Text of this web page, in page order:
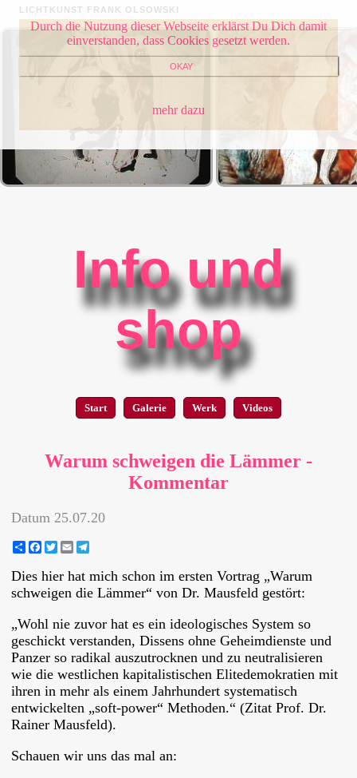
Durch die Nutzung dieser Webseite erklärst Du Dich damit
einverstanden, dass Cookies gesetzt werden.
OKAY
mehr dazu
LICHTKUNST FRANK OLSOWSKI
Info und
shop
Start Galerie Werk Videos
Warum schweigen die Lämmer -
Kommentar
Datum 25.07.20
ShareFacebook
Twitter
Email
Dies hier hat mich schon im ersten Vortrag „Warum
schweigen die Lämmer“ von Dr. Mausfeld gestört:
„Wohl nie zuvor hat es ein ideologisches System so
geschickt verstanden, Dissens ohne Geheimdienste und
Panzer so radikal auszutrocknen und zu neutralisieren
wie die westlichen kapitalistischen Elitedemokratien mit
ihren in mehr als einem Jahrhundert systematisch
entwickelten „soft-power“ Methoden.“ (Zitat Prof. Dr.
Rainer Mausfeld).
Schauen wir uns das mal an: